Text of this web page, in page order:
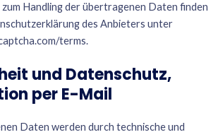
Handling der übertragenen Daten finden
des Anbieters unter
terms.
und Datenschutz,
per E-Mail
Daten werden durch technische und